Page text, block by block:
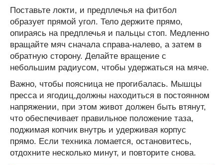
Поставьте локти, и предплечья на фитбол
образует прямой угол. Тело держите прямо,
опираясь на предплечья и пальцы стоп. Медленно
вращайте мяч сначала справа-налево, а затем в
обратную сторону. Делайте вращение с
небольшим радиусом, чтобы удержаться на мяче.
Важно, чтобы поясница не прогибалась. Мышцы
пресса и ягодиц,должны находиться в постоянном
напряжении, при этом живот должен быть втянут,
что обеспечивает правильное положение таза,
поджимая копчик внутрь и удерживая корпус
прямо. Если техника ломается, остановитесь,
отдохните несколько минут, и повторите снова.